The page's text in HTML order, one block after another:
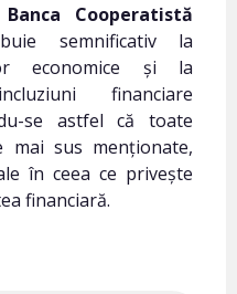
Banca Cooperatistă
semnificativ la
economice și la
financiare
se astfel că toate
mai sus menționate,
în ceea ce privește
financiară.